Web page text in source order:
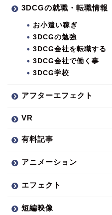
3DCGの就職・転職情報
お小遣い稼ぎ
3DCGの勉強
3DCG会社を転職する
3DCG会社で働く事
3DCG学校
アフターエフェクト
VR
有料記事
アニメーション
エフェクト
短編映像